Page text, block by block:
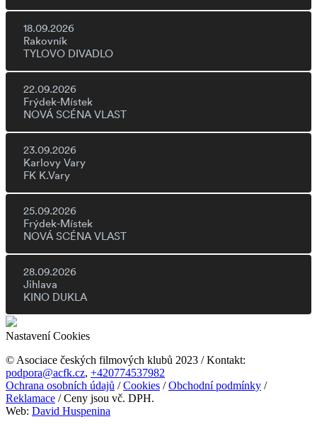
18.09.2026
Rakovník
TYLOVO DIVADLO
22.09.2026
Frýdek-Místek
NOVÁ SCÉNA VLAST
23.09.2026
Karlovy Vary
FK K.Vary
25.09.2026
Frýdek-Místek
NOVÁ SCÉNA VLAST
28.09.2026
Jihlava
KINO DUKLA
Nastavení Cookies
© Asociace českých filmových klubů 2023 / Kontakt:
podpora@acfk.cz, +420774537982
Ochrana osobních údajů /Cookies /Obchodní podmínky /
Reklamace / Ceny jsou vč. DPH.
Web: David Huspenina